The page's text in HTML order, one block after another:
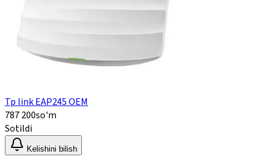
Tp link EAP245 OEM
787 200so'm
Sotildi
Kelishini bilish